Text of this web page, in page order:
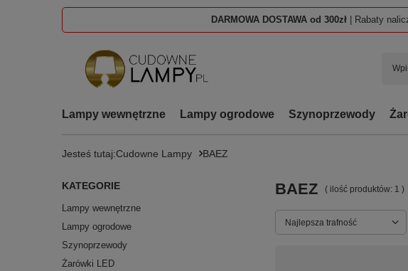
DARMOWA DOSTAWA od 300zł | Rabaty
Lampy wewnętrzne Lampy ogrodowe Szynoprzewody
Jesteś tutaj:Cudowne Lampy BAEZ
KATEGORIE
Lampy wewnętrzne
Lampy ogrodowe
Szynoprzewody
Żarówki LED
BAEZ ( ilość produktów: 1 )
Zmień sortowanie
Najlepsza trafność